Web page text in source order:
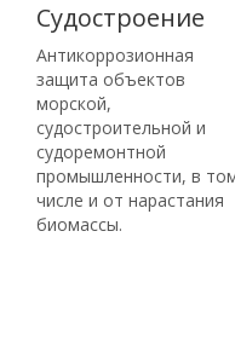
Судостроение
Антикоррозионная
защита объектов
морской,
судостроительной и
судоремонтной
промышленности, в
числе и от нарастания
биомассы.